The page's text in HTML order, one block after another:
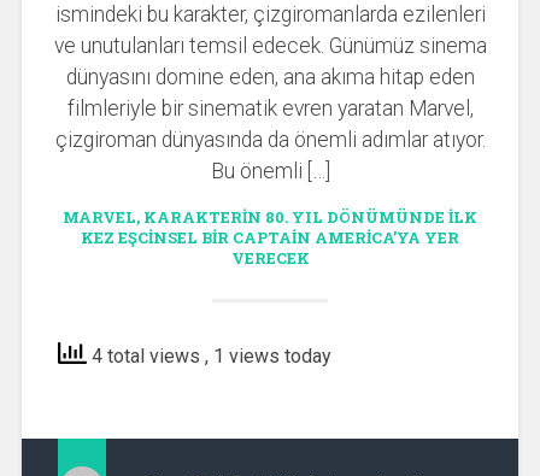
ismindeki bu karakter, çizgiromanlarda ezilenleri
ve unutulanları temsil edecek. Günümüz sinema
dünyasını domine eden, ana akıma hitap eden
filmleriyle bir sinematik evren yaratan Marvel,
çizgiroman dünyasında da önemli adımlar atıyor.
Bu önemli […]
MARVEL, KARAKTERIN 80. YIL DÖNÜMÜNDE İLK
KEZ EŞCINSEL BIR CAPTAIN AMERICA’YA YER
VERECEK
4 total views , 1 views today